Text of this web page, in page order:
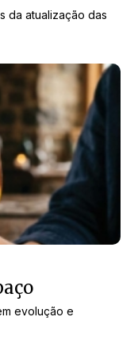
da atualização das
evolução e